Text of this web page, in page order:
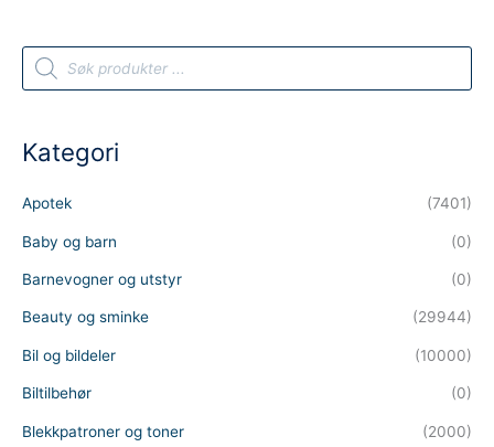
P
d
t
s
s
a
r
h
Kategori
Apotek (7401)
Baby og barn (0)
Barnevogner og utstyr (0)
Beauty og sminke (29944)
Bil og bildeler (10000)
Biltilbehør (0)
Blekkpatroner og toner (2000)